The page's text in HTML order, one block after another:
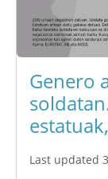
Genero
Last updated